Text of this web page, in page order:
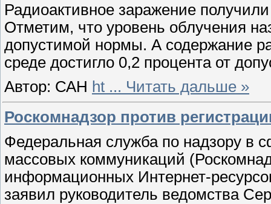
Радиоактивное заражение
Отметим, что уровень облучения
допустимой нормы. А содержание
среде достигло 0,2 процента от
Автор: САН ht ... Читать дальше »
Роскомнадзор против
Федеральная служба по надзору в
массовых коммуникаций
информационных Интернет-
заявил руководитель ведомства